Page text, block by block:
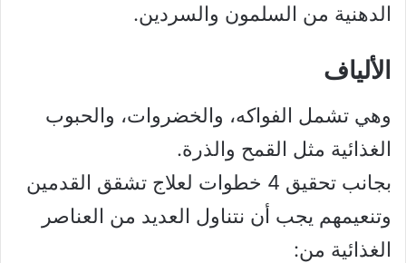
الدهنية من السلمون والسردين.
الألياف
وهي تشمل الفواكه، والخضروات، والحبوب
الغذائية مثل القمح والذرة.
بجانب تحقيق 4 خطوات لعلاج تشقق القدمين
وتنعيمهم يجب أن نتناول العديد من العناصر
الغذائية من: